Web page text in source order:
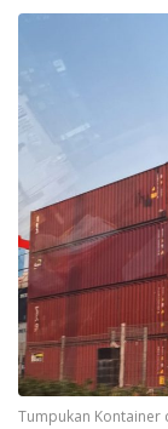
Tumpukan Kontainer